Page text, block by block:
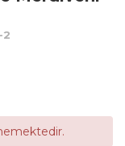
2